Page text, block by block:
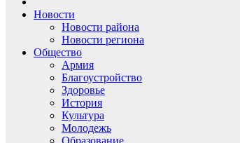
Новости
Новости района
Новости региона
Общество
Армия
Благоустройство
Здоровье
История
Культура
Молодежь
Образование